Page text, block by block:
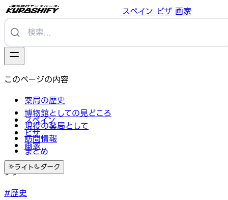
スペイン ビザ 画家
スペイン
ビザ
画家
ライト ダーク
このページの内容
薬局の歴史
博物館としての見どころ
現役の薬局として
訪問情報
まとめ
タグ
#歴史